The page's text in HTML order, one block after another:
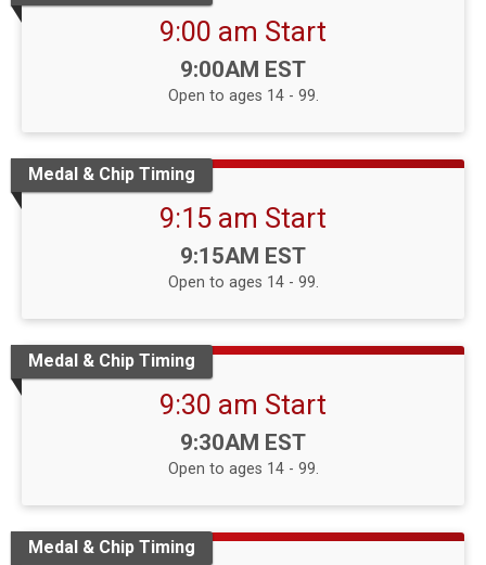
9:00 am Start
Time:
9:00AM EST
Open to ages 14 - 99.
Medal & Chip Timing
9:15 am Start
Time:
9:15AM EST
Open to ages 14 - 99.
Medal & Chip Timing
9:30 am Start
Time:
9:30AM EST
Open to ages 14 - 99.
Medal & Chip Timing